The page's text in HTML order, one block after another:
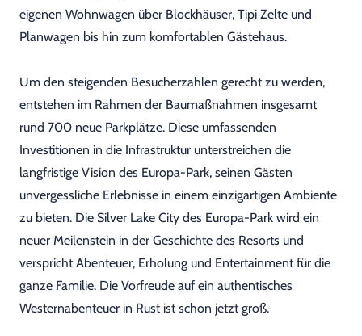
eigenen Wohnwagen über Blockhäuser, Tipi Zelte und
Planwagen bis hin zum komfortablen Gästehaus.
Um den steigenden Besucherzahlen gerecht zu werden,
entstehen im Rahmen der Baumaßnahmen insgesamt
rund 700 neue Parkplätze. Diese umfassenden
Investitionen in die Infrastruktur unterstreichen die
langfristige Vision des Europa-Park, seinen Gästen
unvergessliche Erlebnisse in einem einzigartigen Ambiente
zu bieten. Die Silver Lake City des Europa-Park wird ein
neuer Meilenstein in der Geschichte des Resorts und
verspricht Abenteuer, Erholung und Entertainment für die
ganze Familie. Die Vorfreude auf ein authentisches
Westernabenteuer in Rust ist schon jetzt groß.